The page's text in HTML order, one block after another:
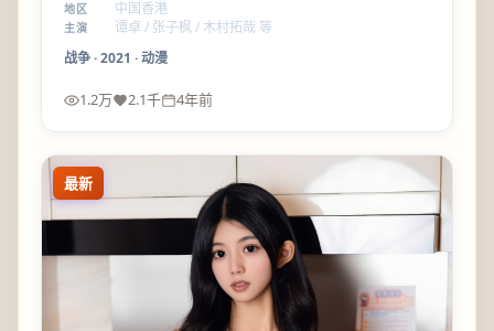
地区 中国香港
主演
谭卓 / 张子枫 / 木村拓哉 等
战争·2021 ·动漫
1.2万 2.1千 4年前
最新